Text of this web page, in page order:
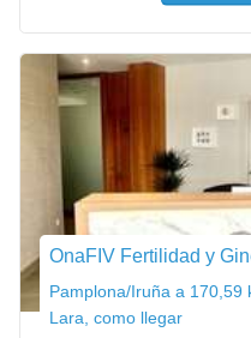
OnaFIV Fertilidad y
Pamplona/Iruña a 170,59
Lara, como llegar